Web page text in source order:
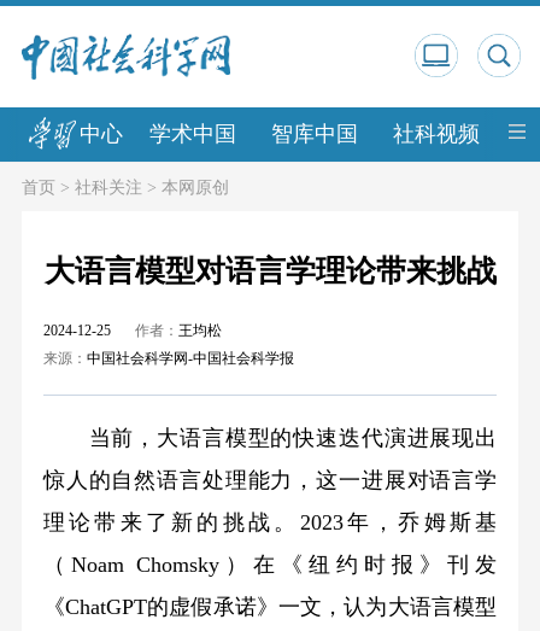
中心 学术中国 智库中国 社科视频 中
首页> 社科关注 > 本网原创
大语言模型对语言学理论带来挑战
2024-12-25 作者： 王均松
来源： 中国社会科学网-中国社会科学报
当前，大语言模型的快速迭代演进展现出
惊人的自然语言处理能力，这一进展对语言学
理论带来了新的挑战。2023年，乔姆斯基
（Noam Chomsky）在《纽约时报》刊发
《ChatGPT的虚假承诺》一文，认为大语言模型